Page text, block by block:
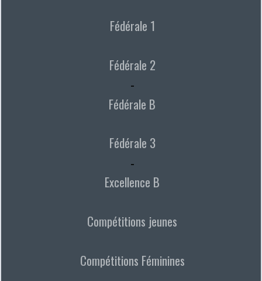
Fédérale 1
Fédérale 2
-
Fédérale B
Fédérale 3
-
Excellence B
Compétitions jeunes
Compétitions Féminines